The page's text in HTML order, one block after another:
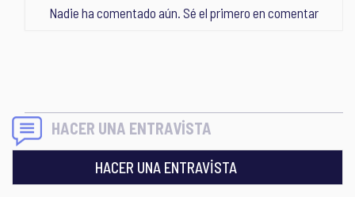
Nadie ha comentado aún. Sé el primero en comentar
HACER UNA ENTRAVİSTA
HACER UNA ENTRAVİSTA